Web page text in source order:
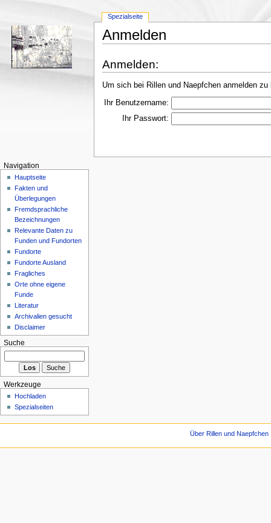
Anmelden
Anmelden:
Um sich bei Rillen und Naepfchen anmelden
Ihr Benutzername:
Ihr Passwort:
Spezialseite
Navigation
Hauptseite
Fakten und
Überlegungen
Fremdsprachliche
Bezeichnungen
Relevante Daten zu
Funden und Fundorten
Fundorte
Fundorte Ausland
Fragliches
Orte ohne eigene
Funde
Literatur
Archivalien gesucht
Disclaimer
Suche
Werkzeuge
Hochladen
Spezialseiten
Über Rillen und Naepfchen